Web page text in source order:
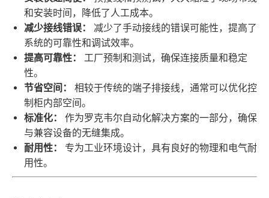
和安装时间，降低了人工成本。
减少接线错误：
减少了手动接线的错误可能性，提高了
系统的可靠性和调试效率。
提高可靠性：
工厂预制和测试，确保连接质量和稳定
性。
节省空间：
相较于传统的端子排接线，通常可以优化控
制柜内部空间。
标准化：
作为罗克韦尔自动化解决方案的一部分，确保
与兼容设备的无缝集成。
耐用性：
专为工业环境设计，具有良好的物理和电气耐
用性。